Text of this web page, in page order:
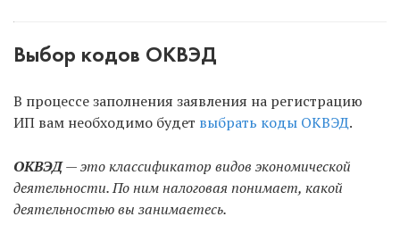
Выбор кодов ОКВЭД
В процессе заполнения заявления на регистрацию
ИП вам необходимо будет выбрать коды ОКВЭД.
ОКВЭД— это классификатор видов экономической
деятельности. По ним налоговая понимает, какой
деятельностью вы занимаетесь.